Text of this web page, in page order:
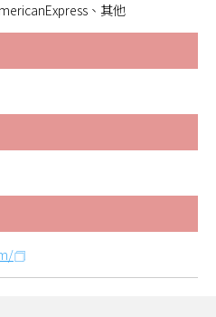
、其他